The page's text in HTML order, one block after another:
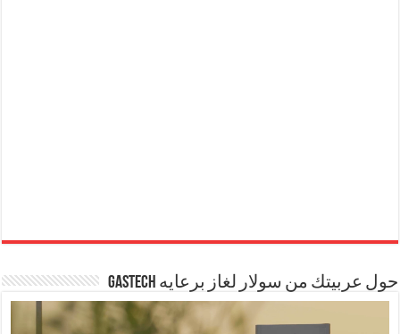
حول عربيتك من سولار لغاز برعايه GASTECH